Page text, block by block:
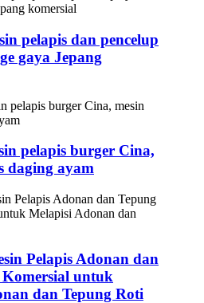
pelapis dan pencelup
gaya Jepang
pelapis burger Cina,
daging ayam
Pelapis Adonan dan
untuk
dan Tepung Roti